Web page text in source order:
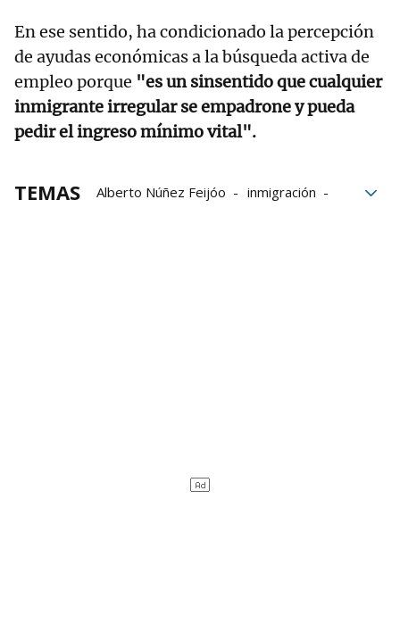
En ese sentido, ha condicionado la percepción
de ayudas económicas a la búsqueda activa de
empleo porque "es un sinsentido que cualquier
inmigrante irregular se empadrone y pueda
pedir el ingreso mínimo vital".
TEMAS Alberto Núñez Feijóo
inmigración